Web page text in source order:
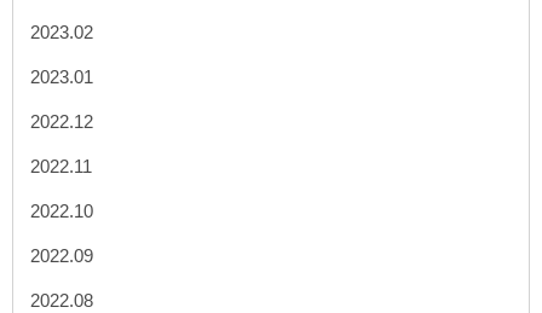
2023.02
2023.01
2022.12
2022.11
2022.10
2022.09
2022.08